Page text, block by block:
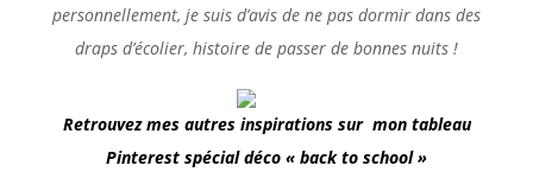
personnellement, je suis d’avis de ne pas dormir dans des
draps d’écolier, histoire de passer de bonnes nuits !
Retrouvez mes autres inspirations sur mon tableau
Pinterest spécial déco « back to school »